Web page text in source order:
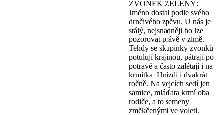
ZVONEK ZELENÝ:
Jméno dostal podle svého
drnčivého zpěvu. U nás je
stálý, nejsnadněji ho lze
pozorovat právě v zimě.
Tehdy se skupinky zvonků
potulují krajinou, pátrají po
potravě a často zalétají i na
krmítka. Hnízdí i dvakrát
ročně. Na vejcích sedí jen
samice, mláďata krmí oba
rodiče, a to semeny
změkčenými ve voleti.